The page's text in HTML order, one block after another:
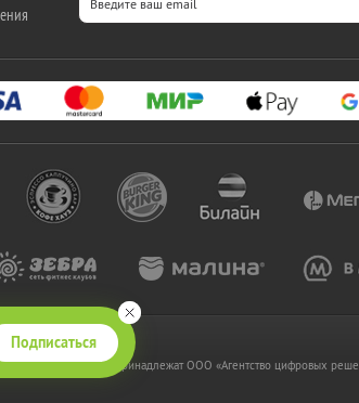
Подписаться
www.kupikupon.ru принадлежат OOO «Агентство цифровых